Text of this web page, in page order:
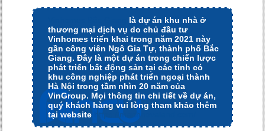
là dự án khu nhà ở
thương mại dịch vụ do chủ đầu tư
Vinhomes triển khai trong năm 2021 này
gần công viên Ngô Gia Tự, thành phố Bắc
Giang. Đây là một dự án trong chiến lược
phát triển bất động sản tại các tỉnh có
khu công nghiệp phát triển ngoại thành
Hà Nội trong tầm nhìn 20 năm của
VinGroup. Mọi thông tin chi tiết về dự án,
quý khách hàng vui lòng tham khảo thêm
tại website https://manhnovaland.com/